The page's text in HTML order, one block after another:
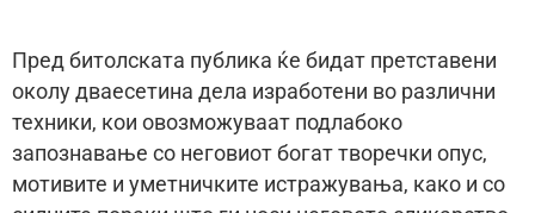
Пред битолската публика ќе бидат претставени
околу дваесетина дела изработени во различни
техники, кои овозможуваат подлабоко
запознавање со неговиот богат творечки опус,
мотивите и уметничките истражувања, како и со